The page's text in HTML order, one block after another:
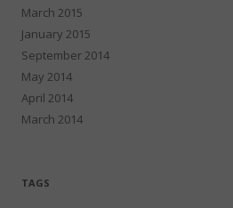
March 2015
January 2015
September 2014
May 2014
April 2014
March 2014
TAGS